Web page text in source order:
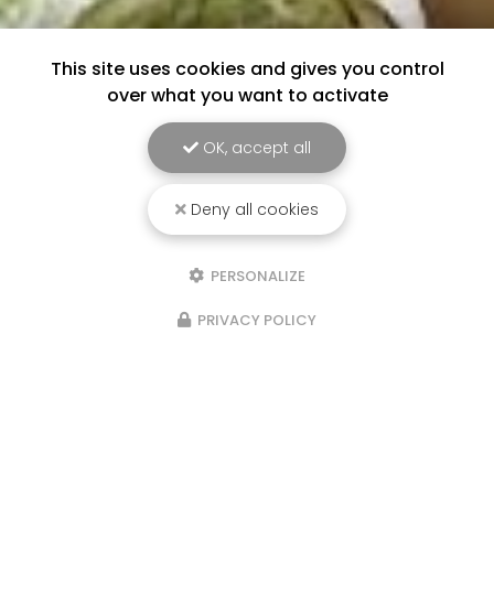
This site uses cookies and gives you control
over what you want to activate
OK, accept all
Deny all cookies
PERSONALIZE
PRIVACY POLICY